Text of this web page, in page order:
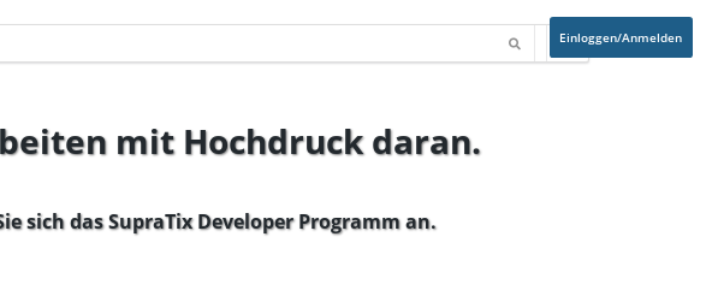
Einloggen/Anmelden
mit Hochdruck daran.
sich dasSupraTix Developer Programman.